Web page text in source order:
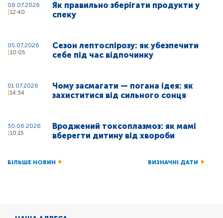
08.07.2026
12:40
Як правильно зберігати продукти у
спеку
05.07.2026
10:05
Сезон лептоспірозу: як убезпечити
себе під час відпочинку
01.07.2026
14:34
Чому засмагати — погана ідея: як
захиститися від сильного сонця
30.06.2026
10:15
Вроджений токсоплазмоз: як мамі
вберегти дитину від хвороби
БІЛЬШЕ НОВИН ВИЗНАЧНІ ДАТИ